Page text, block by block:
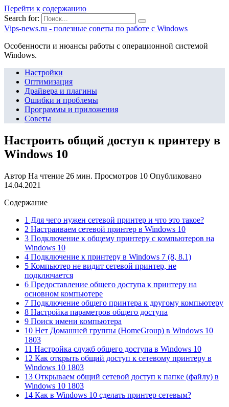
Перейти к содержанию
Search for:
Vips-news.ru - полезные советы по работе с Windows
Особенности и нюансы работы с операционной системой
Windows.
Настройки
Оптимизация
Драйвера и плагины
Ошибки и проблемы
Программы и приложения
Советы
Настроить общий доступ к принтеру в
Windows 10
Автор На чтение 26 мин. Просмотров 10 Опубликовано
14.04.2021
Содержание
1 Для чего нужен сетевой принтер и что это такое?
2 Настраиваем сетевой принтер в Windows 10
3 Подключение к общему принтеру с компьютеров на
Windows 10
4 Подключение к принтеру в Windows 7 (8, 8.1)
5 Компьютер не видит сетевой принтер, не
подключается
6 Предоставление общего доступа к принтеру на
основном компьютере
7 Подключение общего принтера к другому компьютеру
8 Настройка параметров общего доступа
9 Поиск имени компьютера
10 Нет Домашней группы (HomeGroup) в Windows 10
1803
11 Настройка служб общего доступа в Windows 10
12 Как открыть общий доступ к сетевому принтеру в
Windows 10 1803
13 Открываем общий сетевой доступ к папке (файлу) в
Windows 10 1803
14 Как в Windows 10 сделать принтер сетевым?